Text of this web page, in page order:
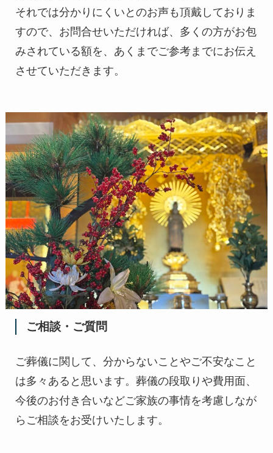
それでは分かりにくいとのお声も頂戴しておりま
すので、お問合せいただければ、多くの方がお包
みされている額を、あくまでご参考までにお伝え
させていただきます。
ご相談・ご質問
ご葬儀に関して、分からないことやご不安なこと
は多々あると思います。葬儀の段取りや費用面、
今後のお付き合いなどご家族の事情を考慮しなが
らご相談をお受けいたします。